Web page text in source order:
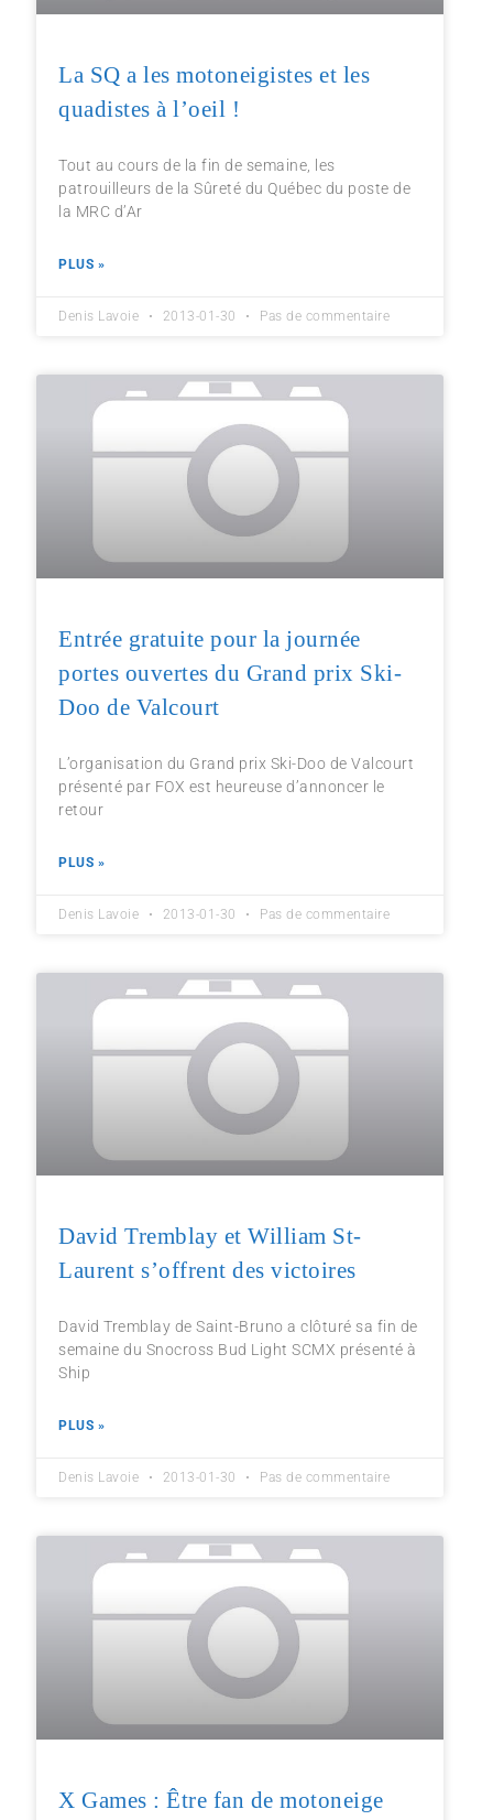
La SQ a les motoneigistes et les
quadistes à l’oeil !
Tout au cours de la fin de semaine, les
patrouilleurs de la Sûreté du Québec du poste de
la MRC d’Ar
PLUS »
Denis Lavoie 2013-01-30 Pas de commentaire
Entrée gratuite pour la journée
portes ouvertes du Grand prix Ski-
Doo de Valcourt
L’organisation du Grand prix Ski-Doo de Valcourt
présenté par FOX est heureuse d’annoncer le
retour
PLUS »
Denis Lavoie 2013-01-30 Pas de commentaire
David Tremblay et William St-
Laurent s’offrent des victoires
David Tremblay de Saint-Bruno a clôturé sa fin de
semaine du Snocross Bud Light SCMX présenté à
Ship
PLUS »
Denis Lavoie 2013-01-30 Pas de commentaire
X Games : Être fan de motoneige